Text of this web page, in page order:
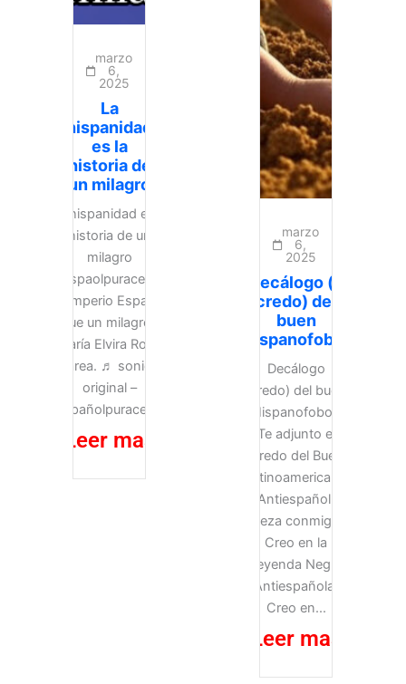
marzo
6,
2025
La
hispanidad
es la
historia de
un milagro
La hispanidad es la
historia de un
milagro
@espaolpuracepa6
El Imperio Español
fue un milagro.
María Elvira Roca
Barea. ♬ sonido
original –
españolpuracepa
Leer mas
marzo
6,
2025
Decálogo (o
credo) del
buen
hispanofobo.
Decálogo
(credo) del buen
Hispanofobo
Te adjunto el
Credo del Buen
Latinoamericano
Antiespañol:
Reza conmigo
Creo en la
Leyenda Negra
Antiespañola.
Creo en...
Leer mas